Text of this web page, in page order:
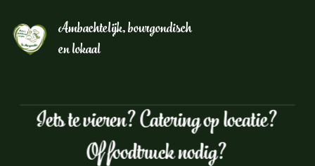
Ambachtelijk, bourgondisch
en lokaal
Iets te vieren? Catering op locatie?
Of foodtruck nodig?